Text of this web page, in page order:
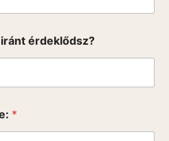
érdeklődsz?
*